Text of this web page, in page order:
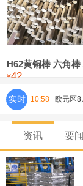
铸造铝合金锭(ZL102)
压铸锌合金锭
氯化镍
H62黄铜棒 六角
¥42
实时 10:58 欧元区8
8月10
年2月6
资讯 要闻